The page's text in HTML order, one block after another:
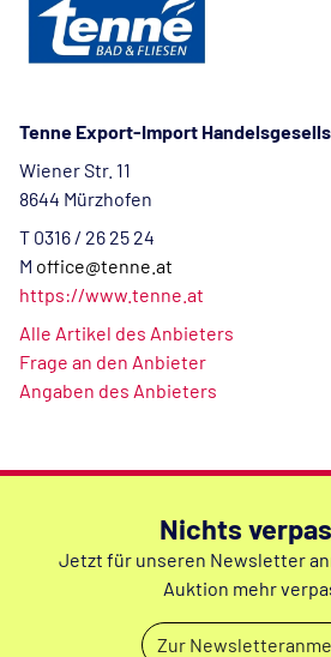
Tenne Export-Import
Wiener Str. 11
8644 Mürzhofen
T 0316 / 26 25 24
M office@tenne.at
https://www.tenne.at
Alle Artikel des Anbieters
Frage an den Anbieter
Angaben des Anbieters
Nichts
Jetzt für unseren Newsletter
Auktion mehr
Zur